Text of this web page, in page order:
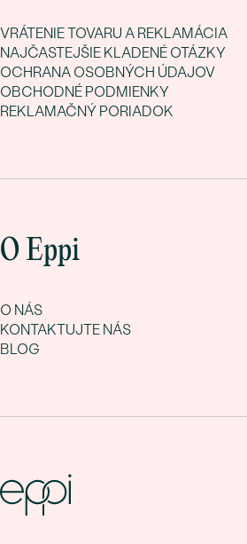
VRÁTENIE TOVARU A REKLAMÁCIA
NAJČASTEJŠIE KLADENÉ OTÁZKY
OCHRANA OSOBNÝCH ÚDAJOV
OBCHODNÉ PODMIENKY
REKLAMAČNÝ PORIADOK
O Eppi
O NÁS
KONTAKTUJTE NÁS
BLOG